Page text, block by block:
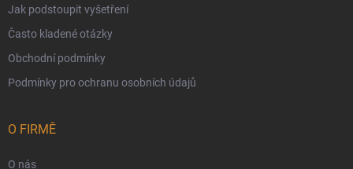
Jak podstoupit vyšetření
Často kladené otázky
Obchodní podmínky
Podmínky pro ochranu osobních údajů
O FIRMĚ
O nás